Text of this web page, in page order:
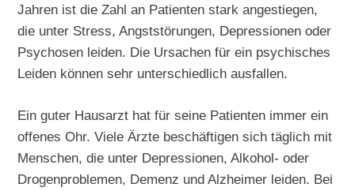
Jahren ist die Zahl an Patienten stark angestiegen,
die unter Stress, Angststörungen, Depressionen oder
Psychosen leiden. Die Ursachen für ein psychisches
Leiden können sehr unterschiedlich ausfallen.
Ein guter Hausarzt hat für seine Patienten immer ein
offenes Ohr. Viele Ärzte beschäftigen sich täglich mit
Menschen, die unter Depressionen, Alkohol- oder
Drogenproblemen, Demenz und Alzheimer leiden. Bei